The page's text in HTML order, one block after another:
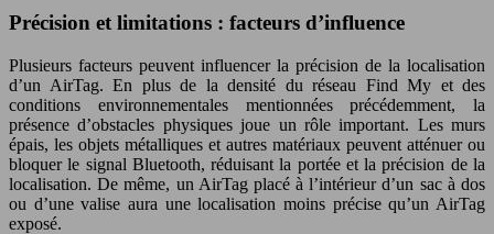
Précision et limitations : facteurs d’influence
Plusieurs facteurs peuvent influencer la précision de la localisation
d’un AirTag. En plus de la densité du réseau Find My et des
conditions environnementales mentionnées précédemment, la
présence d’obstacles physiques joue un rôle important. Les murs
épais, les objets métalliques et autres matériaux peuvent atténuer ou
bloquer le signal Bluetooth, réduisant la portée et la précision de la
localisation. De même, un AirTag placé à l’intérieur d’un sac à dos
ou d’une valise aura une localisation moins précise qu’un AirTag
exposé.